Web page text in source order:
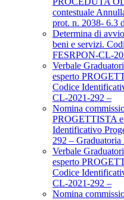
contestuale
prot. n. 2038- 6.3
Determina di
beni e servizi.
FESRPON-CL-
Verbale
esperto
Codice
CL-2021-292 –
Nomina
PROGETTISTA
Identificativo
292 –
Verbale
esperto
Codice
CL-2021-292 –
Nomina